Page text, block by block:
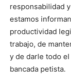
responsabilidad
estamos
productividad
trabajo, de
y de darle todo
bancada petista.